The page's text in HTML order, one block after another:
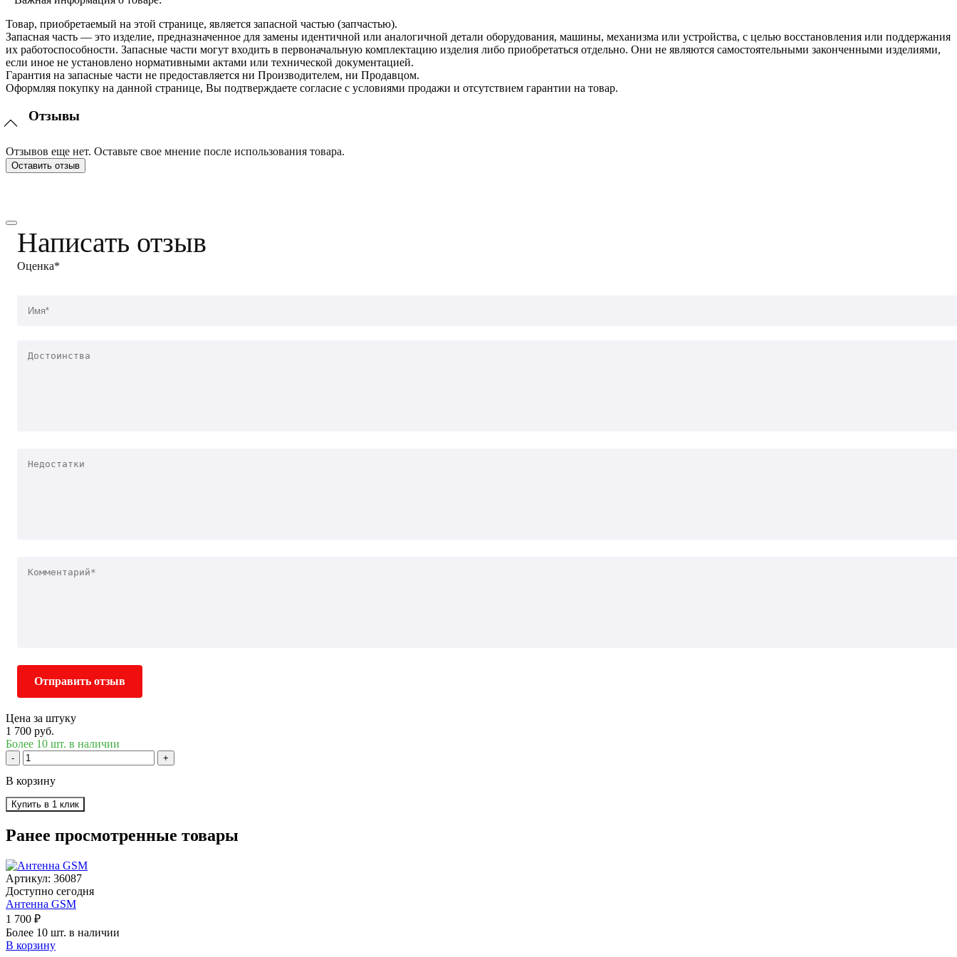
Товар, приобретаемый на этой странице, является запасной частью (запчастью).
Запасная часть — это изделие, предназначенное для замены идентичной или аналогичной детали оборудования, машины, механизма или устройства, с целью восстановления или поддержания
их работоспособности. Запасные части могут входить в первоначальную комплектацию изделия либо приобретаться отдельно. Они не являются самостоятельными законченными изделиями,
если иное не установлено нормативными актами или технической документацией.
Гарантия на запасные части не предоставляется ни Производителем, ни Продавцом.
Оформляя покупку на данной странице, Вы подтверждаете согласие с условиями продажи и отсутствием гарантии на товар.
Отзывы
Отзывов еще нет. Оставьте свое мнение после использования товара.
Оставить отзыв
Написать отзыв
Оценка*
Отправить отзыв
Цена за штуку
1 700 руб.
Более 10 шт. в наличии
- +
В корзину
Купить в 1 клик
Ранее просмотренные товары
Артикул: 36087
Доступно сегодня
Антенна GSM
1 700 ₽
Более 10 шт. в наличии
В корзину